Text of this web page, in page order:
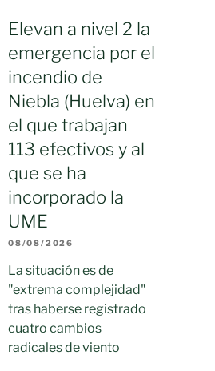
Elevan a nivel 2 la
emergencia por el
incendio de
Niebla (Huelva) en
el que trabajan
113 efectivos y al
que se ha
incorporado la
UME
08/08/2026
La situación es de
"extrema complejidad"
tras haberse registrado
cuatro cambios
radicales de viento